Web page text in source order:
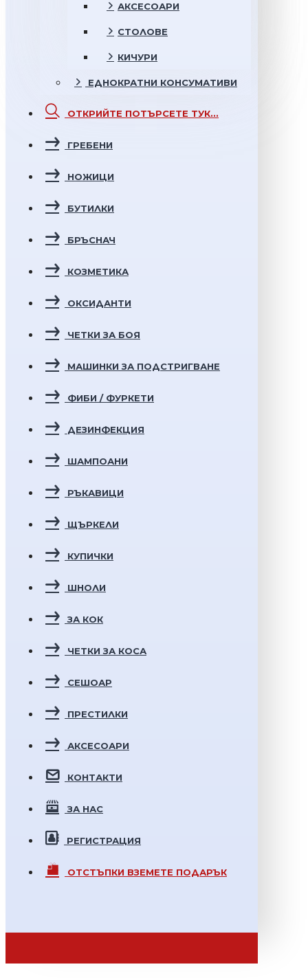
АКСЕСОАРИ
СТОЛОВЕ
КИЧУРИ
ЕДНОКРАТНИ КОНСУМАТИВИ
ОТКРИЙТЕ ПОТЪРСЕТЕ ТУК...
ГРЕБЕНИ
НОЖИЦИ
БУТИЛКИ
БРЪСНАЧ
КОЗМЕТИКА
ОКСИДАНТИ
ЧЕТКИ ЗА БОЯ
МАШИНКИ ЗА ПОДСТРИГВАНЕ
ФИБИ / ФУРКЕТИ
ДЕЗИНФЕКЦИЯ
ШАМПОАНИ
РЪКАВИЦИ
ЩЪРКЕЛИ
КУПИЧКИ
ШНОЛИ
ЗА КОК
ЧЕТКИ ЗА КОСА
СЕШОАР
ПРЕСТИЛКИ
АКСЕСОАРИ
КОНТАКТИ
ЗА НАС
РЕГИСТРАЦИЯ
ОТСТЪПКИ ВЗЕМЕТЕ ПОДАРЪК